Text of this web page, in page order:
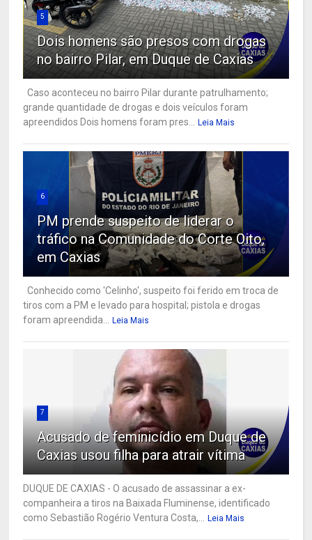
5
Dois homens são presos com drogas
no bairro Pilar, em Duque de Caxias
Caso aconteceu no bairro Pilar durante patrulhamento;
grande quantidade de drogas e dois veículos foram
apreendidos Dois homens foram pres...
Leia Mais
6
PM prende suspeito de liderar o
tráfico na Comunidade do Corte Oito,
em Caxias
Conhecido como 'Celinho', suspeito foi ferido em troca de
tiros com a PM e levado para hospital; pistola e drogas
foram apreendida...
Leia Mais
7
Acusado de feminicídio em Duque de
Caxias usou filha para atrair vítima
DUQUE DE CAXIAS - O acusado de assassinar a ex-
companheira a tiros na Baixada Fluminense, identificado
como Sebastião Rogério Ventura Costa,...
Leia Mais